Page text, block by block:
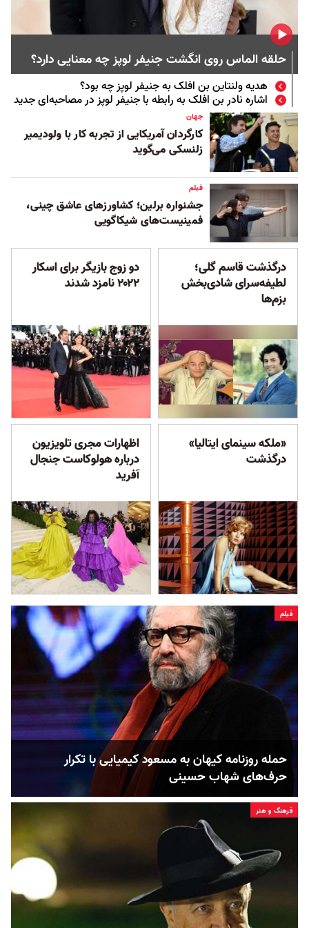
حلقه الماس روی انگشت جنیفر لوپز چه معنایی دارد؟
هدیه ولنتاین بن افلک به جنیفر لوپز چه بود؟
اشاره نادر بن افلک به رابطه با جنیفر لوپز در مصاحبه‌ای جدید
جهان
کارگردان آمریکایی از تجربه کار با ولودیمیر
زلنسکی می‌گوید
فیلم
جشنواره برلین؛ کشاورزهای عاشق چینی،
فمینیست‌های شیکاگویی
درگذشت قاسم گلی؛
لطیفه‌سرای شادی‌بخش
بزم‌ها
دو زوج بازیگر برای اسکار
۲۰۲۲ نامزد شدند
«ملکه سینمای ایتالیا»
درگذشت
اظهارات مجری تلویزیون
درباره هولوکاست جنجال
آفرید
فیلم
حمله روزنامه کیهان به مسعود کیمیایی با تکرار
حرف‌های شهاب حسینی
فرهنگ و هنر